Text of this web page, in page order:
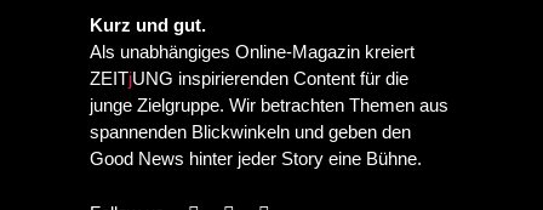
Kurz und gut.
Als unabhängiges Online-Magazin kreiert
ZEITjUNG inspirierenden Content für die
junge Zielgruppe. Wir betrachten Themen aus
spannenden Blickwinkeln und geben den
Good News hinter jeder Story eine Bühne.